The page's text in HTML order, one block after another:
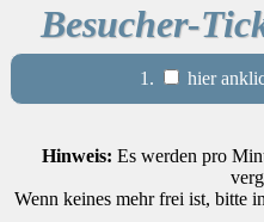
Besucher-
1. hier
Hinweis: Es werden pro
Wenn keines mehr frei ist, bitte